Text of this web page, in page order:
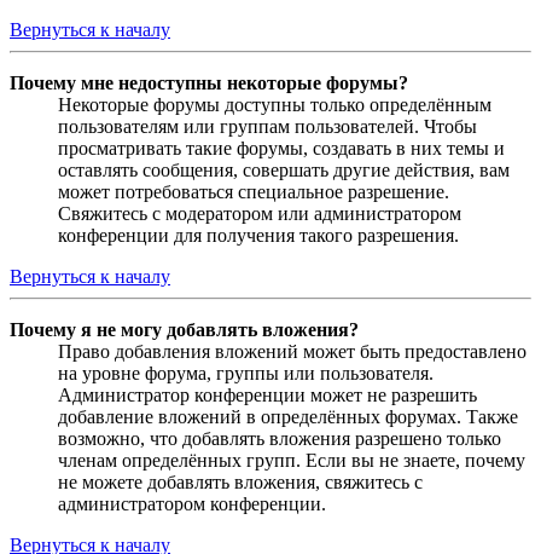
Вернуться к началу
Почему мне недоступны некоторые форумы?
Некоторые форумы доступны только определённым
пользователям или группам пользователей. Чтобы
просматривать такие форумы, создавать в них темы и
оставлять сообщения, совершать другие действия, вам
может потребоваться специальное разрешение.
Свяжитесь с модератором или администратором
конференции для получения такого разрешения.
Вернуться к началу
Почему я не могу добавлять вложения?
Право добавления вложений может быть предоставлено
на уровне форума, группы или пользователя.
Администратор конференции может не разрешить
добавление вложений в определённых форумах. Также
возможно, что добавлять вложения разрешено только
членам определённых групп. Если вы не знаете, почему
не можете добавлять вложения, свяжитесь с
администратором конференции.
Вернуться к началу